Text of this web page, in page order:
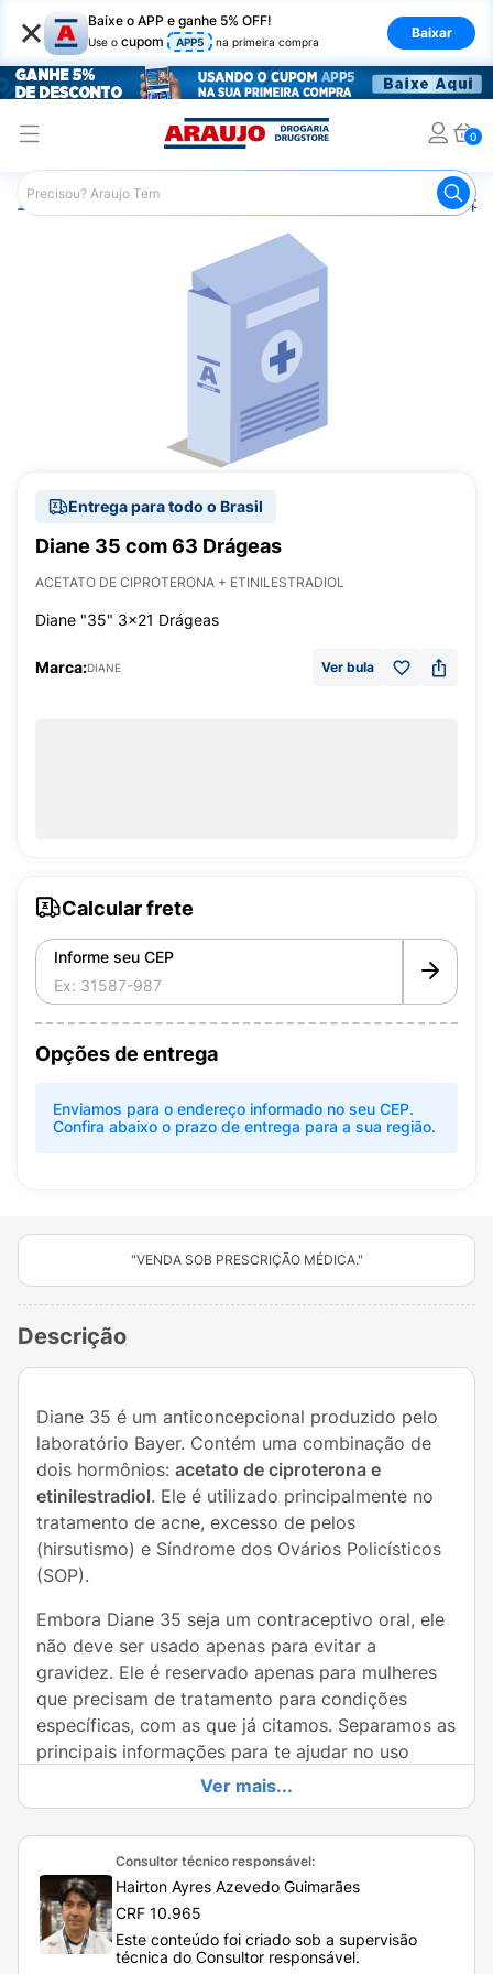
× Baixe o APP e ganhe 5% OFF!
Use o cupom APP5 na primeira compra
Baixar
0
Araujo Medicamentos
Entrega para todo o Brasil
Diane 35 com 63 Drágeas
ACETATO DE CIPROTERONA + ETINILESTRADIOL
Diane "35" 3x21 Drágeas
Marca:DIANE Ver bula
Calcular frete
Informe seu CEP
Opções de entrega
Enviamos para o endereço informado no seu CEP.
Confira abaixo o prazo de entrega para a sua região.
"VENDA SOB PRESCRIÇÃO MÉDICA."
Descrição
Diane 35 é um anticoncepcional produzido pelo
laboratório Bayer. Contém uma combinação de
dois hormônios: acetato de ciproterona e
etinilestradiol. Ele é utilizado principalmente no
tratamento de acne, excesso de pelos
(hirsutismo) e Síndrome dos Ovários Policísticos
(SOP).
Embora Diane 35 seja um contraceptivo oral, ele
não deve ser usado apenas para evitar a
gravidez. Ele é reservado apenas para mulheres
que precisam de tratamento para condições
específicas, com as que já citamos. Separamos as
principais informações para te ajudar no uso
correto do Diane 35. Saiba mais:
O Diane 35 é um medicamento receitado pelos
médicos especialmente para a necessidade de
tratamento de acne severa, hirsutismo (excesso
de pelos) e Síndrome de Ovários Policísticos
(SOP). Embora seja um contraceptivo oral, ele
Ver mais...
Consultor técnico responsável:
Hairton Ayres Azevedo Guimarães
CRF 10.965
Este conteúdo foi criado sob a supervisão
técnica do Consultor responsável.